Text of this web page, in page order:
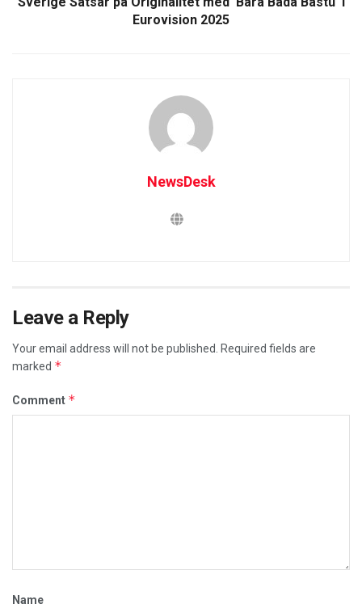
Eurovision 2025
NewsDesk
Leave a Reply
Your email address will not be published. Required fields are
marked *
Comment *
Name